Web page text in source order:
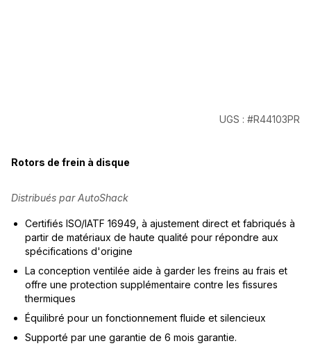
UGS : #R44103PR
Rotors de frein à disque
Distribués par AutoShack
Certifiés ISO/IATF 16949, à ajustement direct et fabriqués à
partir de matériaux de haute qualité pour répondre aux
spécifications d'origine
La conception ventilée aide à garder les freins au frais et
offre une protection supplémentaire contre les fissures
thermiques
Équilibré pour un fonctionnement fluide et silencieux
Supporté par une garantie de 6 mois garantie.